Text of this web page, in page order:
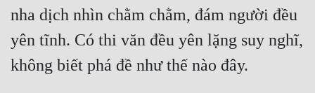
Đông Phương
Đông Phương Huyền Huyễn
nha dịch nhìn chằm chằm, đám người đều
yên tĩnh. Có thi văn đều yên lặng suy nghĩ,
không biết phá đề như thế nào đây.